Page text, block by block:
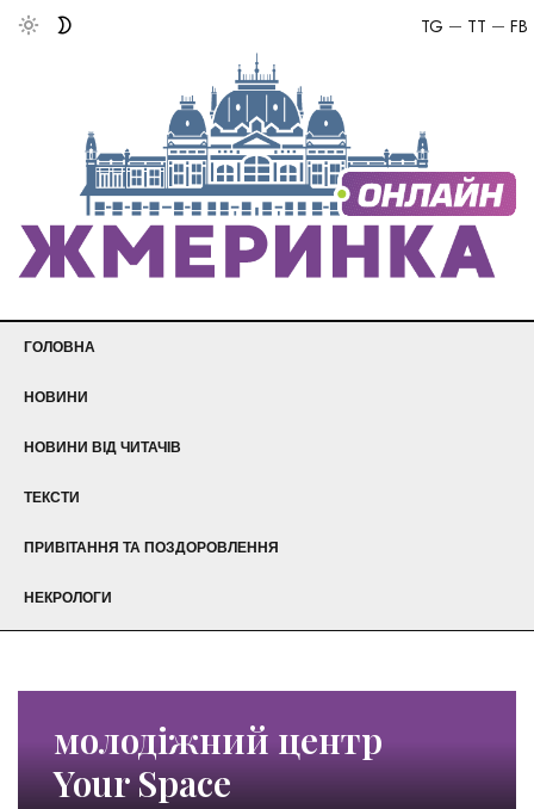
FB
TT
TG
ГОЛОВНА
НОВИНИ
НОВИНИ ВІД ЧИТАЧІВ
ТЕКСТИ
ПРИВІТАННЯ ТА ПОЗДОРОВЛЕННЯ
НЕКРОЛОГИ
молодіжний центр
Your Space